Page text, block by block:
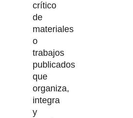
crítico
de
materiales
o
trabajos
publicados
que
organiza,
integra
y